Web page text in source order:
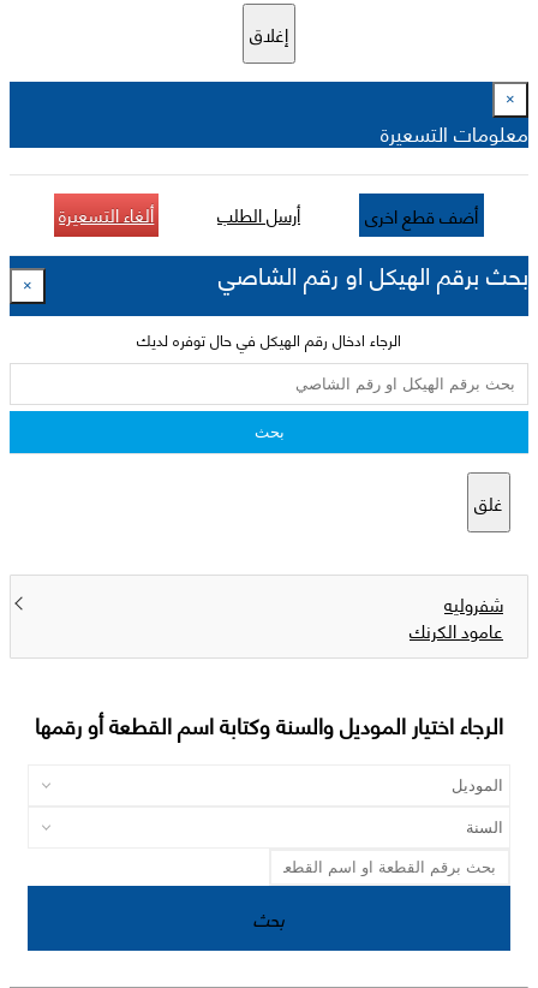
إغلاق
×
معلومات التسعيرة
أضف قطع اخرى أرسل الطلب ألغاء التسعيرة
بحث برقم الهيكل او رقم الشاصي ×
الرجاء ادخال رقم الهيكل في حال توفره لديك
بحث
غلق
شفروليه
عامود الكرنك
الرجاء اختيار الموديل والسنة وكتابة اسم القطعة أو رقمها
بحث